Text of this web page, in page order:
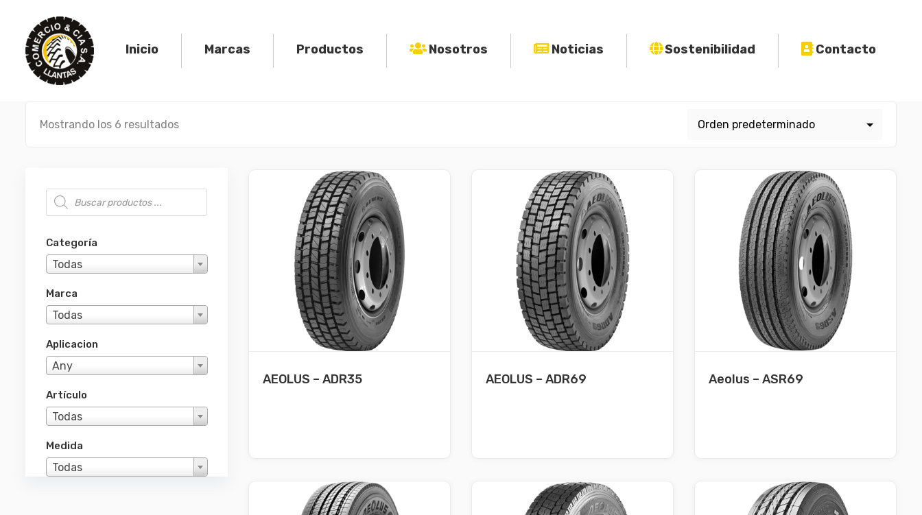
content
Inicio Marcas Productos Nosotros Noticias Sostenibilidad Contacto
Mostrando los 6 resultados
Búsqueda de productos
Categoría
Todas
Marca
Todas
Aplicacion
Any
Artículo
Todas
Medida
Todas
AEOLUS – ADR35 AEOLUS – ADR69 Aeolus – ASR69